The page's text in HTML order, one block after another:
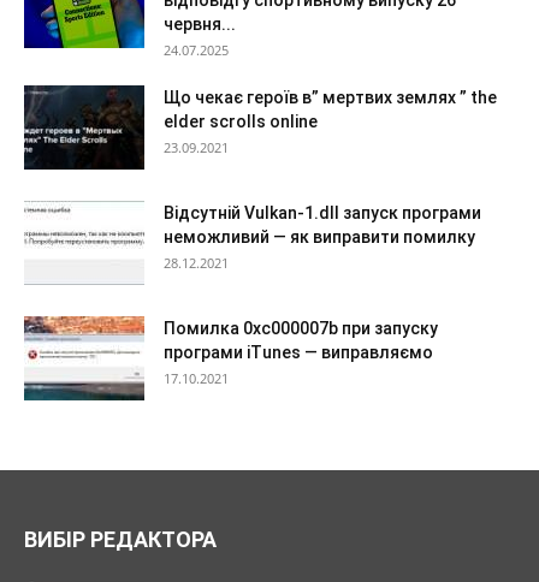
червня...
24.07.2025
Що чекає героїв в” мертвих землях ” the
elder scrolls online
23.09.2021
Відсутній Vulkan-1.dll запуск програми
неможливий — як виправити помилку
28.12.2021
Помилка 0xc000007b при запуску
програми iTunes — виправляємо
17.10.2021
ВИБІР РЕДАКТОРА